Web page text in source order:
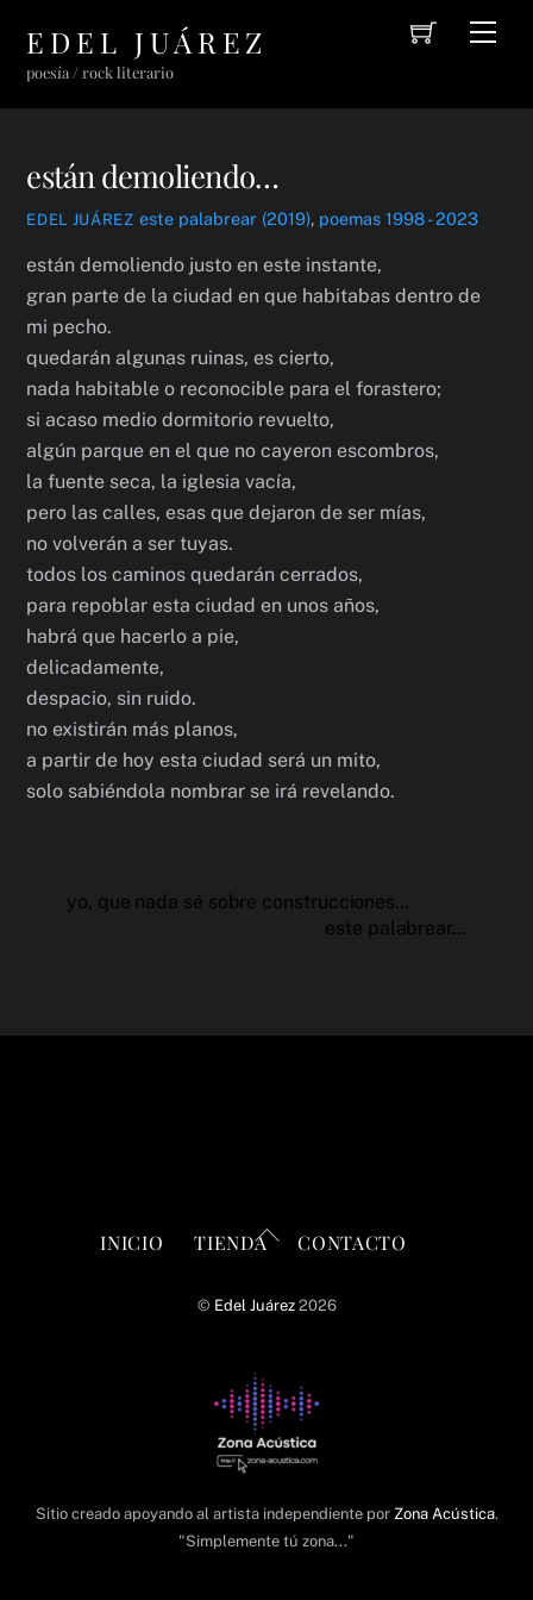
content
Cart
EDEL JUÁREZ
poesía / rock literario
están demoliendo…
EDEL JUÁREZ este palabrear (2019), poemas 1998 - 2023
están demoliendo justo en este instante,
gran parte de la ciudad en que habitabas dentro de
mi pecho.
quedarán algunas ruinas, es cierto,
nada habitable o reconocible para el forastero;
si acaso medio dormitorio revuelto,
algún parque en el que no cayeron escombros,
la fuente seca, la iglesia vacía,
pero las calles, esas que dejaron de ser mías,
no volverán a ser tuyas.
todos los caminos quedarán cerrados,
para repoblar esta ciudad en unos años,
habrá que hacerlo a pie,
delicadamente,
despacio, sin ruido.
no existirán más planos,
a partir de hoy esta ciudad será un mito,
solo sabiéndola nombrar se irá revelando.
yo, que nada sé sobre construcciones…
este palabrear…
Back
INICIO TIENDA CONTACTO
© Edel Juárez2026
Sitio creado apoyando al artista independiente por Zona Acústica.
"Simplemente tú zona..."